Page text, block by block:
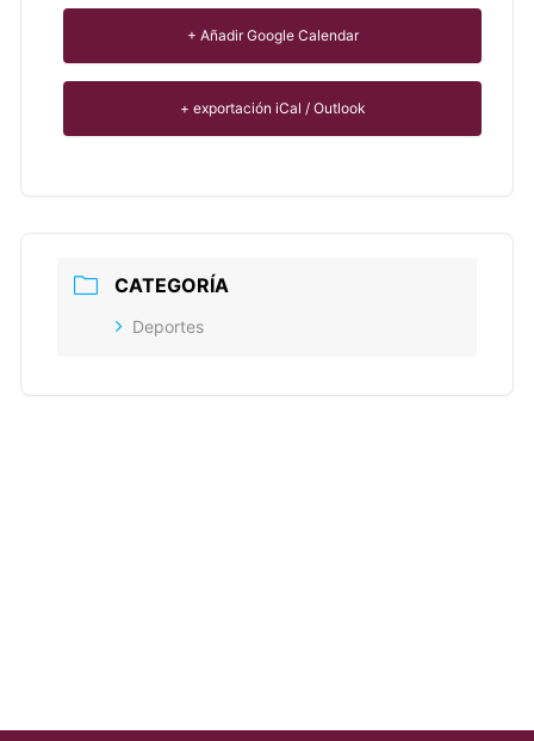
+ Añadir Google Calendar
+ exportación iCal / Outlook
CATEGORÍA
Deportes